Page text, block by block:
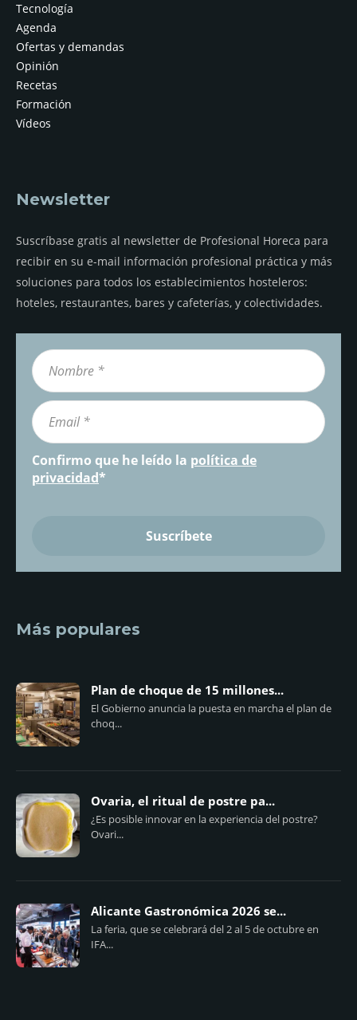
Tecnología
Agenda
Ofertas y demandas
Opinión
Recetas
Formación
Vídeos
Newsletter
Suscríbase gratis al newsletter de Profesional Horeca para
recibir en su e-mail información profesional práctica y más
soluciones para todos los establecimientos hosteleros:
hoteles, restaurantes, bares y cafeterías, y colectividades.
Confirmo que he leído la política de
privacidad*
Más populares
Plan de choque de 15 millones...
El Gobierno anuncia la puesta en marcha el plan de
choq...
Ovaria, el ritual de postre pa...
¿Es posible innovar en la experiencia del postre?
Ovari...
Alicante Gastronómica 2026 se...
La feria, que se celebrará del 2 al 5 de octubre en
IFA...